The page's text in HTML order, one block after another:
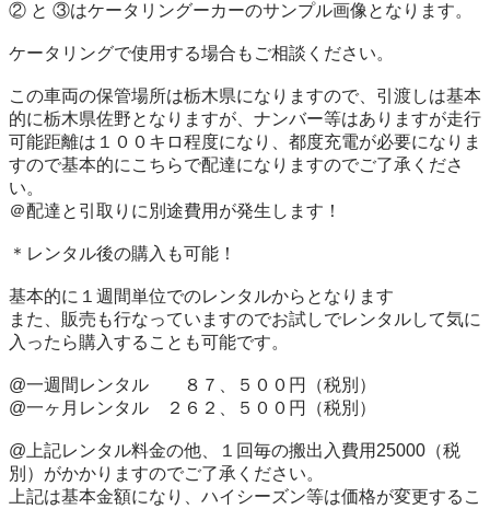
② と ③はケータリングーカーのサンプル画像となります。
ケータリングで使用する場合もご相談ください。
この車両の保管場所は栃木県になりますので、引渡しは基本
的に栃木県佐野となりますが、ナンバー等はありますが走行
可能距離は１００キロ程度になり、都度充電が必要になりま
すので基本的にこちらで配達になりますのでご了承くださ
い。
＠配達と引取りに別途費用が発生します！
＊レンタル後の購入も可能！
基本的に１週間単位でのレンタルからとなります
また、販売も行なっていますのでお試しでレンタルして気に
入ったら購入することも可能です。
@一週間レンタル　　８７、５００円（税別）
@一ヶ月レンタル　２６２、５００円（税別）
@上記レンタル料金の他、１回毎の搬出入費用25000（税
別）がかかりますのでご了承ください。
上記は基本金額になり、ハイシーズン等は価格が変更するこ